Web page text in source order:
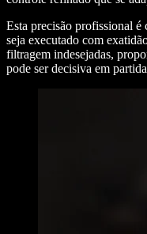
Esta precisão profissional é
seja executado com
filtragem indesejadas,
pode ser decisiva em